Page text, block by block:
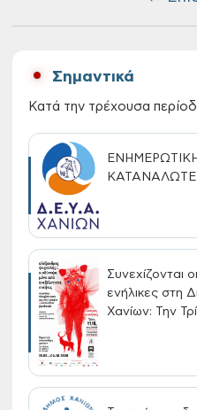
Σημαντικά
Κατά την τρέχουσα
Συνεχίζονται
ενήλικες στη
Χανίων: Την